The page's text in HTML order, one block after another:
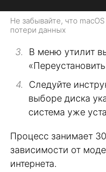
Не забывайте, что
потери данных
В меню утилит
Следуйте
выборе диска
система уже
Процесс занимает
зависимости от
интернета.